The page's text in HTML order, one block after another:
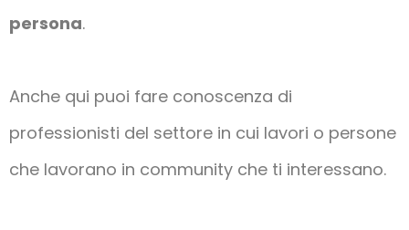
persona.
Anche qui puoi fare conoscenza di
professionisti del settore in cui lavori o persone
che lavorano in community che ti interessano.